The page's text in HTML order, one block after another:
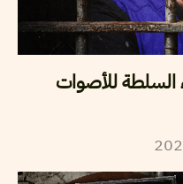
السلطة للأصوات